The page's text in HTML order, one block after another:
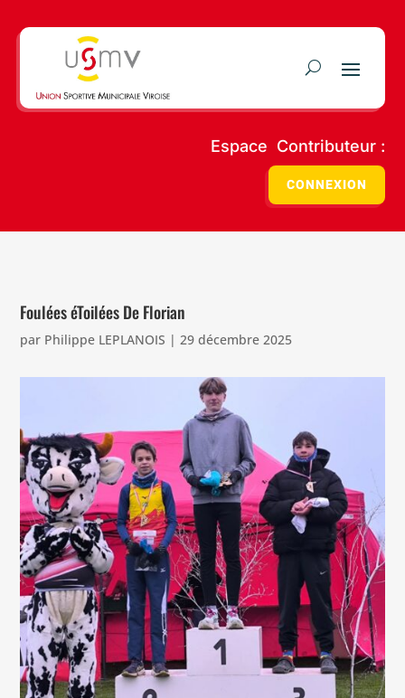
Espace Contributeur :
CONNEXION
Foulées éToilées De Florian
par Philippe LEPLANOIS |29 décembre 2025